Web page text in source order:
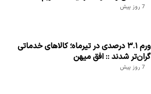
7 روز پیش
ورم ۳.۱ درصدی در تیرماه؛ کالاهای خدماتی
گران‌تر شدند :: افق میهن
7 روز پیش